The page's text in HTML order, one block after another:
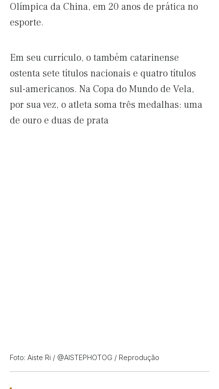
Olímpica da China, em 20 anos de prática no
esporte.
Em seu currículo, o também catarinense
ostenta sete títulos nacionais e quatro títulos
sul-americanos. Na Copa do Mundo de Vela,
por sua vez, o atleta soma três medalhas: uma
de ouro e duas de prata
Foto: Aiste Ri / @AISTEPHOTOG / Reprodução